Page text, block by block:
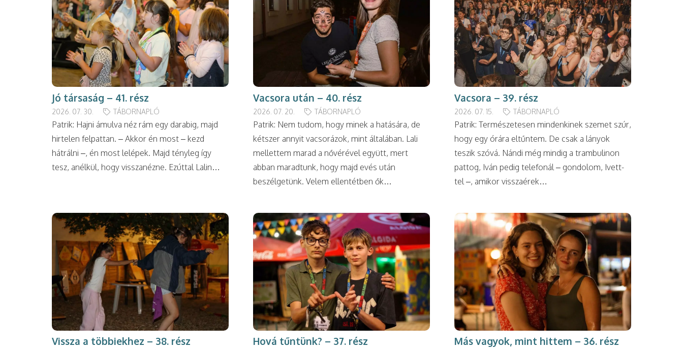
Jó társaság – 41. rész
2026. 07. 30. TÁBORNAPLÓ
Patrik: Hajni ámulva néz rám egy darabig, majd
hirtelen felpattan. – Akkor én most – kezd
hátrálni –, én most lelépek. Majd tényleg így
tesz, anélkül, hogy visszanézne. Ezúttal Lalin…
Vacsora után – 40. rész
2026. 07. 20. TÁBORNAPLÓ
Patrik: Nem tudom, hogy minek a hatására, de
kétszer annyit vacsorázok, mint általában. Lali
mellettem marad a nővérével együtt, mert
abban maradtunk, hogy majd evés után
beszélgetünk. Velem ellentétben ők…
Vacsora – 39. rész
2026. 07. 15. TÁBORNAPLÓ
Patrik: Természetesen mindenkinek szemet szúr,
hogy egy órára eltűntem. De csak a lányok
teszik szóvá. Nándi még mindig a trambulinon
pattog, Iván pedig telefonál – gondolom, Ivett-
tel –, amikor visszaérek…
Vissza a többiekhez – 38. rész Hová tűntünk? – 37. rész Más vagyok, mint hittem – 36. rész